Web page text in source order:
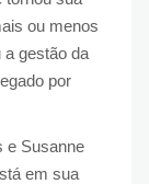
ou menos
a gestão da
por
e Susanne
em sua